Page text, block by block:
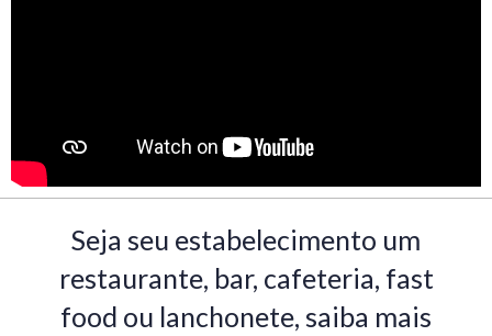
Seja seu estabelecimento um
restaurante, bar, cafeteria, fast
food ou lanchonete, saiba mais